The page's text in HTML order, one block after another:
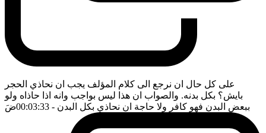
على كل حال ان نرجع الى كلام المؤلف يجب ان نحاذي الحجر
بايش؟ بكل بدنه. والصواب ان هذا ليس بواجب وانه اذا حاذاه ولو
ببعض البدن فهو كافر ولا حاجة ان نحاذي بكل البدن - 00:03:33 ضَ